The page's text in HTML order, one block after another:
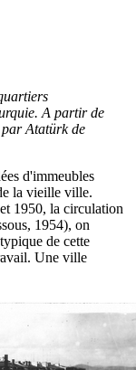
A partir de
Atatürk de
d'immeubles
la vieille ville.
1950, la circulation
1954), on
de cette
Une ville